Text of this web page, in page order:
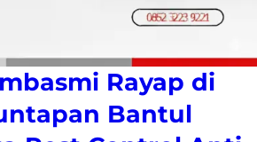
Rayap di
Bantul